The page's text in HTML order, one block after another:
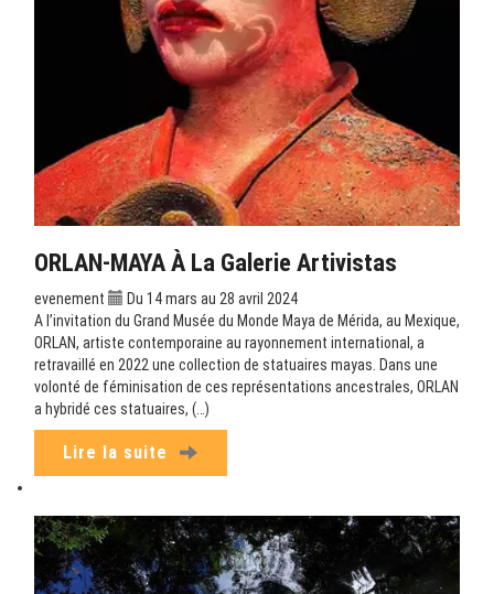
ORLAN-MAYA À La Galerie Artivistas
evenement
Du 14 mars au 28 avril 2024
A l’invitation du Grand Musée du Monde Maya de Mérida, au Mexique,
ORLAN, artiste contemporaine au rayonnement international, a
retravaillé en 2022 une collection de statuaires mayas. Dans une
volonté de féminisation de ces représentations ancestrales, ORLAN
a hybridé ces statuaires, (…)
Lire la suite